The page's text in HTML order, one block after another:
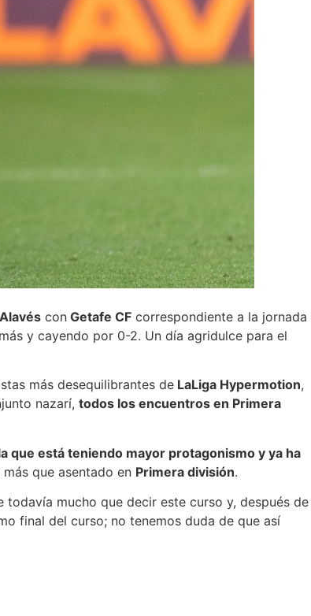
con Getafe CF correspondiente a la jornada
y cayendo por 0-2. Un día agridulce para el
más desequilibrantes de LaLiga Hypermotion,
nazarí, todos los encuentros en Primera
que está teniendo mayor protagonismo y ya ha
que asentado en Primera división.
todavía mucho que decir este curso y, después de
final del curso; no tenemos duda de que así